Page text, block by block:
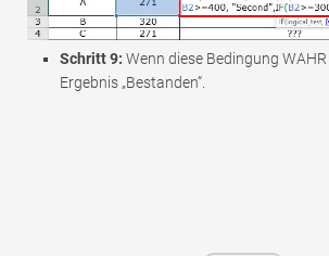
Schritt 9: Wenn diese Bedingung
Ergebnis „Bestanden“.